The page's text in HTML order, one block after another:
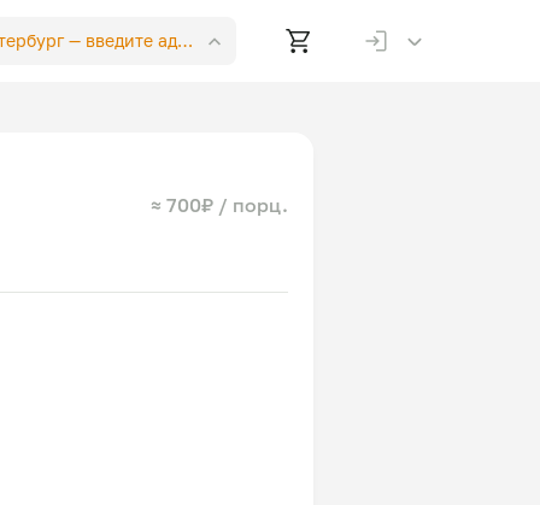
—введите адрес
≈ 700₽ / порц.